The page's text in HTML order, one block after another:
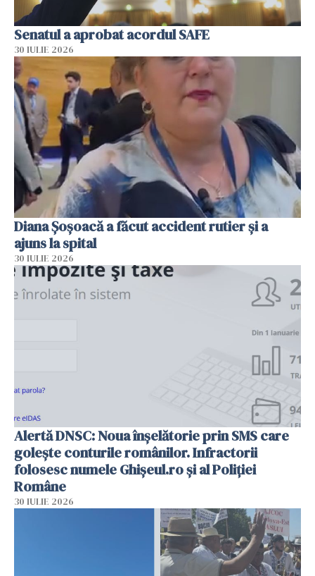
Senatul a aprobat acordul SAFE
30 IULIE 2026
Diana Șoșoacă a făcut accident rutier și a
ajuns la spital
30 IULIE 2026
Alertă DNSC: Noua înșelătorie prin SMS care
golește conturile românilor. Infractorii
folosesc numele Ghișeul.ro și al Poliției
Române
30 IULIE 2026